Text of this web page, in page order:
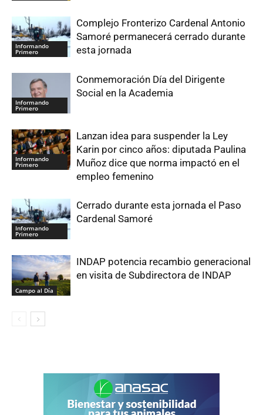
Informando
Primero
Complejo Fronterizo Cardenal Antonio
Samoré permanecerá cerrado durante
esta jornada
Informando
Primero
Conmemoración Día del Dirigente
Social en la Academia
Informando
Primero
Lanzan idea para suspender la Ley
Karin por cinco años: diputada Paulina
Muñoz dice que norma impactó en el
empleo femenino
Informando
Primero
Cerrado durante esta jornada el Paso
Cardenal Samoré
Campo al Día
INDAP potencia recambio generacional
en visita de Subdirectora de INDAP